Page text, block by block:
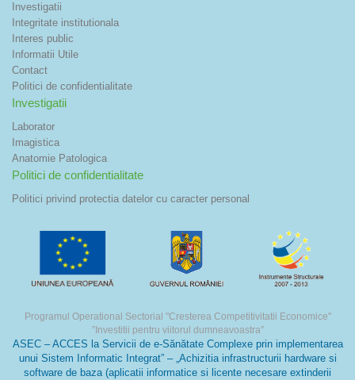
Investigatii
Integritate institutionala
Interes public
Informatii Utile
Contact
Politici de confidentialitate
Investigatii
Laborator
Imagistica
Anatomie Patologica
Politici de confidentialitate
Politici privind protectia datelor cu caracter personal
Programul Operational Sectorial "Cresterea Competitivitatii Economice"
”Investitii pentru viitorul dumneavoastra”
ASEC – ACCES la Servicii de e-Sănătate Complexe prin implementarea
unui Sistem Informatic Integrat” – „Achizitia infrastructurii hardware si
software de baza (aplicatii informatice si licente necesare extinderii